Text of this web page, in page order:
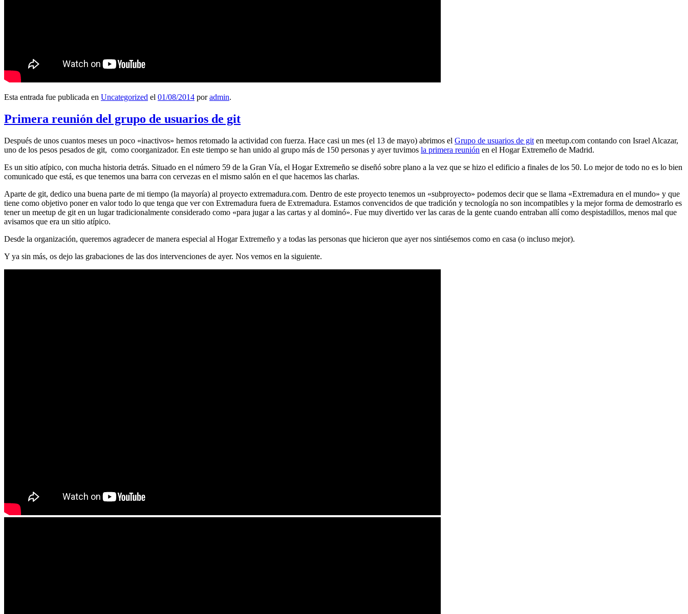
Esta entrada fue publicada en Uncategorized el 01/08/2014 poradmin.
Primera reunión del grupo de usuarios de git
Después de unos cuantos meses un poco «inactivos» hemos retomado la actividad con fuerza. Hace casi un mes (el 13 de mayo) abrimos el Grupo de usuarios de git en meetup.com contando con Israel Alcazar,
uno de los pesos pesados de git, como coorganizador. En este tiempo se han unido al grupo más de 150 personas y ayer tuvimos la primera reunión en el Hogar Extremeño de Madrid.
Es un sitio atípico, con mucha historia detrás. Situado en el número 59 de la Gran Vía, el Hogar Extremeño se diseñó sobre plano a la vez que se hizo el edificio a finales de los 50. Lo mejor de todo no es lo bien
comunicado que está, es que tenemos una barra con cervezas en el mismo salón en el que hacemos las charlas.
Aparte de git, dedico una buena parte de mi tiempo (la mayoría) al proyecto extremadura.com. Dentro de este proyecto tenemos un «subproyecto» podemos decir que se llama «Extremadura en el mundo» y que
tiene como objetivo poner en valor todo lo que tenga que ver con Extremadura fuera de Extremadura. Estamos convencidos de que tradición y tecnología no son incompatibles y la mejor forma de demostrarlo es
tener un meetup de git en un lugar tradicionalmente considerado como «para jugar a las cartas y al dominó». Fue muy divertido ver las caras de la gente cuando entraban allí como despistadillos, menos mal que
avisamos que era un sitio atípico.
Desde la organización, queremos agradecer de manera especial al Hogar Extremeño y a todas las personas que hicieron que ayer nos sintiésemos como en casa (o incluso mejor).
Y ya sin más, os dejo las grabaciones de las dos intervenciones de ayer. Nos vemos en la siguiente.